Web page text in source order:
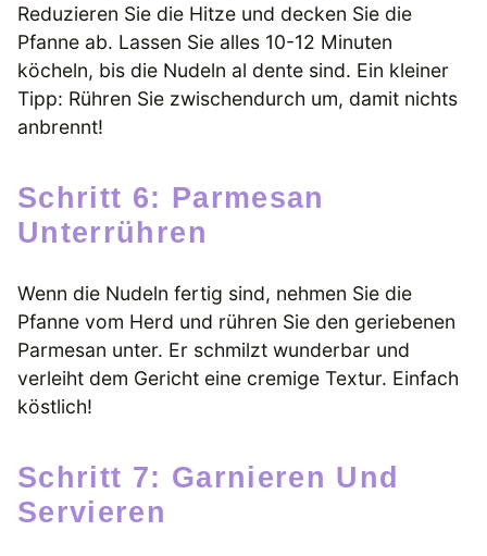
Reduzieren Sie die Hitze und decken Sie die
Pfanne ab. Lassen Sie alles 10-12 Minuten
köcheln, bis die Nudeln al dente sind. Ein kleiner
Tipp: Rühren Sie zwischendurch um, damit nichts
anbrennt!
Schritt 6: Parmesan
Unterrühren
Wenn die Nudeln fertig sind, nehmen Sie die
Pfanne vom Herd und rühren Sie den geriebenen
Parmesan unter. Er schmilzt wunderbar und
verleiht dem Gericht eine cremige Textur. Einfach
köstlich!
Schritt 7: Garnieren Und
Servieren